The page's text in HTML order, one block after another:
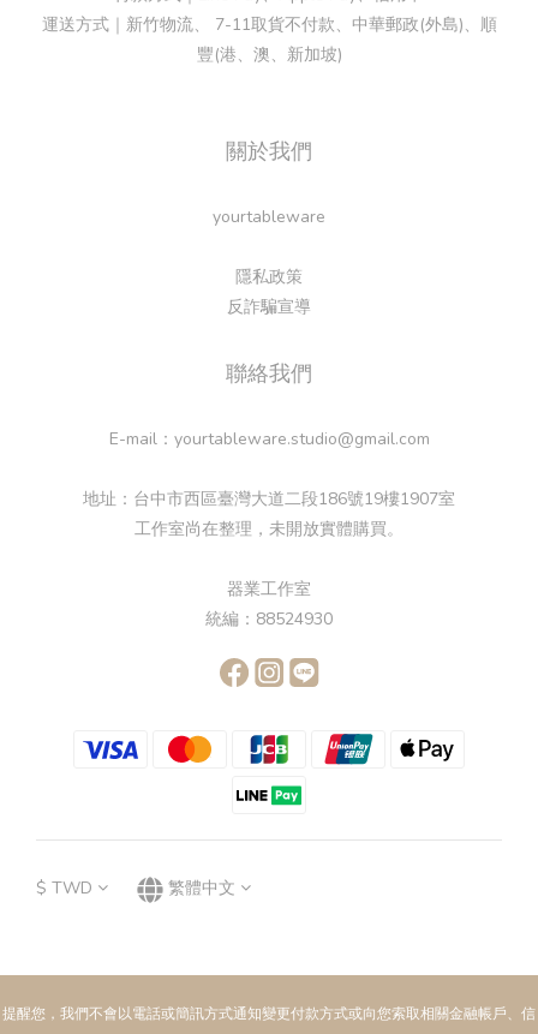
運送方式｜新竹物流、 7-11取貨不付款、中華郵政(外島)、順
豐(港、澳、新加坡)
關於我們
yourtableware
隱私政策
反詐騙宣導
聯絡我們
E-mail：yourtableware.studio@gmail.com
地址：台中市西區臺灣大道二段186號19樓1907室
工作室尚在整理，未開放實體購買。
器業工作室
統編：88524930
$ TWD 繁體中文
提醒您，我們不會以電話或簡訊方式通知變更付款方式或向您索取相關金融帳戶、信